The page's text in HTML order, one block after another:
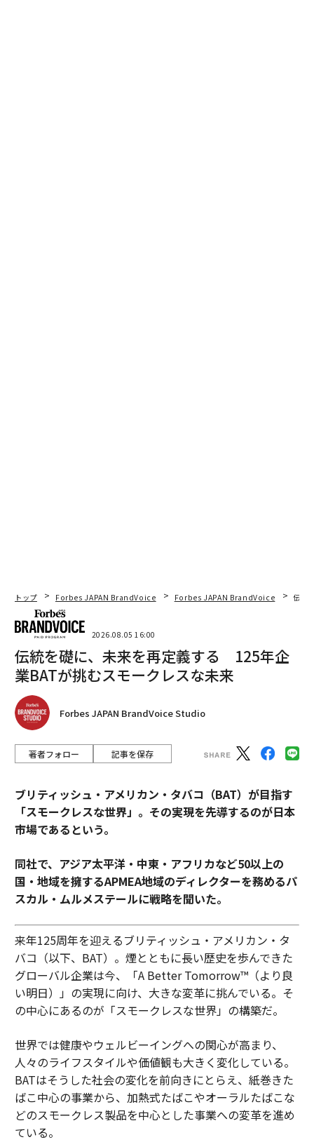
「創造的破壊」に魅了された投資家。世界トップ10、グローバルVCを目指
す
サステナビリティの「証明」が問われる時代──データガバナンス不在が
招く信頼性の危機
企業競争力を左右するAI戦略：経営層が知るべき3つの実践領域
顧客理解に欠けている要素：「気づきの機敏性」とは何か
メンターシップという資本：知識ネットワークがグローバル起業の次なる
タグ： 思考
advertisement
トップ Forbes JAPAN BrandVoice Forbes JAPAN BrandVoice 伝統
2026.08.05 16:00
伝統を礎に、未来を再定義する 125年企
業BATが挑むスモークレスな未来
Forbes JAPAN BrandVoice Studio
著者フォロー 記事を保存
ブリティッシュ・アメリカン・タバコ（BAT）が目指す
「スモークレスな世界」。その実現を先導するのが日本
市場であるという。
同社で、アジア太平洋・中東・アフリカなど50以上の
国・地域を擁するAPMEA地域のディレクターを務めるパ
スカル・ムルメステールに戦略を聞いた。
来年125周年を迎えるブリティッシュ・アメリカン・タ
バコ（以下、BAT）。煙とともに長い歴史を歩んできた
グローバル企業は今、「A Better Tomorrow™（より良
い明日）」の実現に向け、大きな変革に挑んでいる。そ
の中心にあるのが「スモークレスな世界」の構築だ。
世界では健康やウェルビーイングへの関心が高まり、
人々のライフスタイルや価値観も大きく変化している。
BATはそうした社会の変化を前向きにとらえ、紙巻きた
ばこ中心の事業から、加熱式たばこやオーラルたばこな
どのスモークレス製品を中心とした事業への変革を進め
ている。